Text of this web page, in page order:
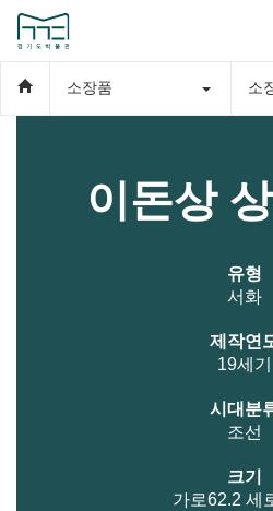
소장품 소
이돈상
유형
서화
제작연
19세기
시대분
조선
크기
가로62.2 세